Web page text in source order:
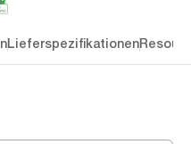
Lieferspezifikationen